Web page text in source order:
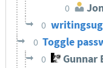
0
0
0 Toggle
0 Gunnar